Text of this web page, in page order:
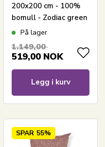
200x200 cm - 100%
bomull - Zodiac green
- Vendbart med
På lager
1.149,00
519,00 NOK
Legg i kurv
SPAR 55%